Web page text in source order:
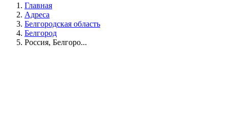
Главная
Адреса
Белгородская область
Белгород
Россия, Белгоро...